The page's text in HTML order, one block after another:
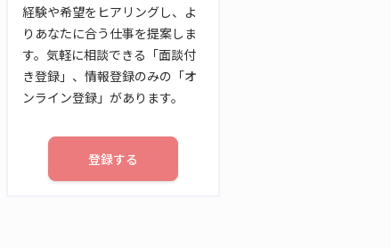
経験や希望をヒアリングし、よ
りあなたに合う仕事を提案しま
す。気軽に相談できる「面談付
き登録」、情報登録のみの「オ
ンライン登録」があります。
登録する